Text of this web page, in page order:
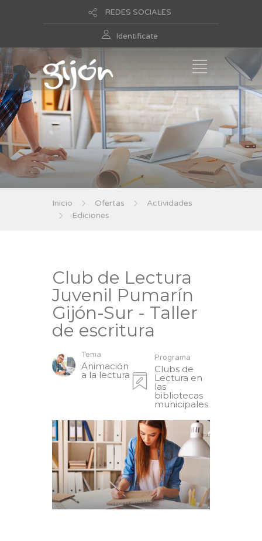
REDES SOCIALES
Identificate
Inicio Ofertas
Actividades
Ediciones
Club de Lectura
Juvenil Pumarín
Gijón-Sur - Taller
de escritura
Tema
Animación
a la lectura
Programa
Clubs de
Lectura en
las
bibliotecas
municipales